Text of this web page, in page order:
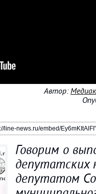
Автор:
Говорим о
депутатских
депутатом